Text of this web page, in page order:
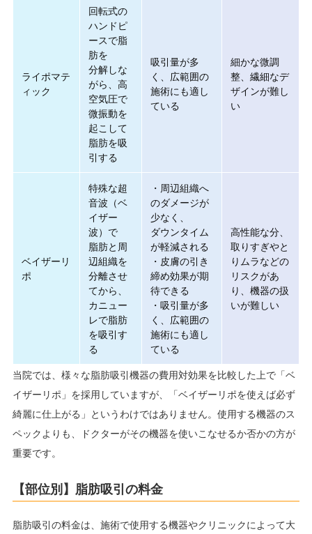
ライポマテ
ィック
回転式の
ハンドピ
ースで脂
肪を
分解しな
がら、高
空気圧で
微振動を
起こして
脂肪を吸
引する
吸引量が多
く、広範囲の
施術にも適し
ている
細かな微調
整、繊細なデ
ザインが難し
い
ベイザーリ
ポ
特殊な超
音波（ベ
イザー
波）で
脂肪と周
辺組織を
分離させ
てから、
カニュー
レで脂肪
を吸引す
る
・周辺組織へ
のダメージが
少なく、
ダウンタイム
が軽減される
・皮膚の引き
締め効果が期
待できる
・吸引量が多
く、広範囲の
施術にも適し
ている
高性能な分、
取りすぎやと
りムラなどの
リスクがあ
り、機器の扱
いが難しい
当院では、様々な脂肪吸引機器の費用対効果を比較した上で「ベ
イザーリポ」を採用していますが、「ベイザーリポを使えば必ず
綺麗に仕上がる」というわけではありません。使用する機器のス
ペックよりも、ドクターがその機器を使いこなせるか否かの方が
重要です。
【部位別】脂肪吸引の料金
脂肪吸引の料金は、施術で使用する機器やクリニックによって大